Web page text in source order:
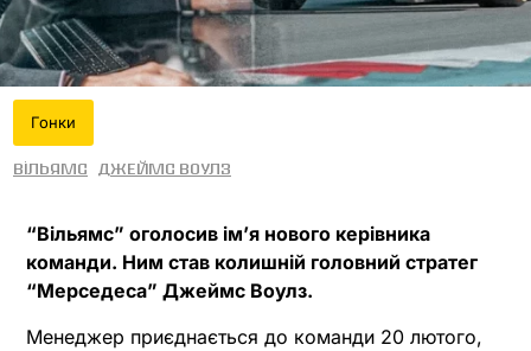
Гонки
Вільямс Джеймс Воулз
“Вільямс” оголосив ім’я нового керівника
команди. Ним став колишній головний стратег
“Мерседеса” Джеймс Воулз.
Менеджер приєднається до команди 20 лютого,